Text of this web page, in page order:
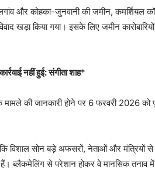
और कोहका-जुनवानी की जमीन, कमर्शियल
खड़ा किया गया। इसके लिए जमीन
नहीं हुई: संगीता शाह*
मामले की जानकारी होने पर 6 फरवरी 2026 को
कि विशाल सोन बड़े अफसरों, नेताओं और
ब्लैकमेलिंग से परेशान होकर वे मानसिक तनाव